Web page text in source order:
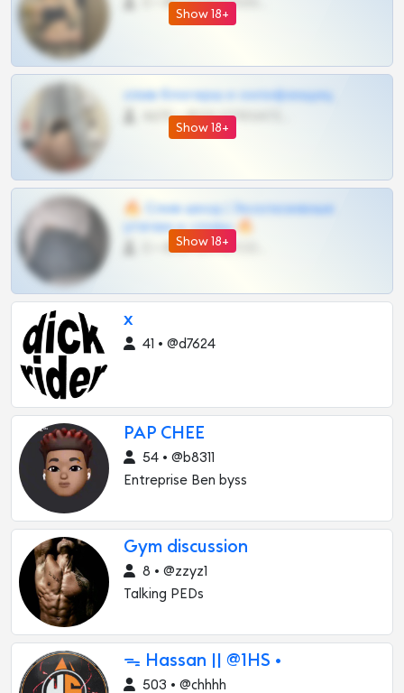
Show 18+
Show 18+
слив блогерш и онлифанщиц
4675 •
Show 18+
🔥 Слив шкод | Эксклюзивные
утечки и сливы 🔥
x
41 • @d7624
PAP CHEE
54 • @b8311
Entreprise Ben byss
Gym discussion
8 • @zzyz1
Talking PEDs
ᯓ Hassan || @1HS •
503 • @chhhh